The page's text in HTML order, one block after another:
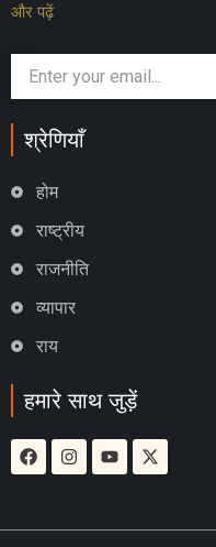
और पढ़ें
श्रेणियाँ
होम
राष्ट्रीय
राजनीति
व्यापार
राय
हमारे साथ जुड़ें